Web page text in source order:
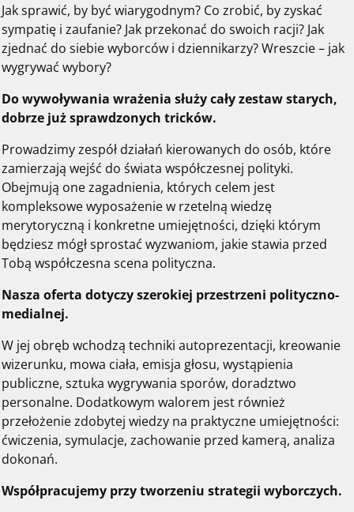
Jak sprawić, by być wiarygodnym? Co zrobić, by zyskać
sympatię i zaufanie? Jak przekonać do swoich racji? Jak
zjednać do siebie wyborców i dziennikarzy? Wreszcie – jak
wygrywać wybory?
Do wywoływania wrażenia służy cały zestaw starych,
dobrze już sprawdzonych tricków.
Prowadzimy zespół działań kierowanych do osób, które
zamierzają wejść do świata współczesnej polityki.
Obejmują one zagadnienia, których celem jest
kompleksowe wyposażenie w rzetelną wiedzę
merytoryczną i konkretne umiejętności, dzięki którym
będziesz mógł sprostać wyzwaniom, jakie stawia przed
Tobą współczesna scena polityczna.
Nasza oferta dotyczy szerokiej przestrzeni polityczno-
medialnej.
W jej obręb wchodzą techniki autoprezentacji, kreowanie
wizerunku, mowa ciała, emisja głosu, wystąpienia
publiczne, sztuka wygrywania sporów, doradztwo
personalne. Dodatkowym walorem jest również
przełożenie zdobytej wiedzy na praktyczne umiejętności:
ćwiczenia, symulacje, zachowanie przed kamerą, analiza
dokonań.
Współpracujemy przy tworzeniu strategii wyborczych.